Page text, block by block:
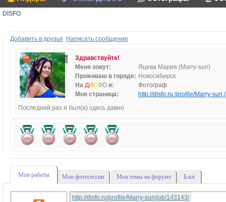
DISFO
Добавить в друзья Написать сообщение
Здравствуйте!
Меня зовут:
Яцева Мария (Marry-sun)
Проживаю в городе: Новосибирск
На ДИСФО я:
Фотограф
Моя страница:
http://disfo.ru /profile/Marry-sun /
Последний раз я был(а) здесь давно
Мои работы Мои фотосессии Мои темы на форуме Блог
http://disfo.ru/profile/Marry-sun/job/143143/